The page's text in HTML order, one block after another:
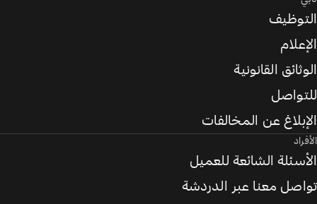
التوظيف
الإعلام
الوثائق القانونية
للتواصل
الإبلاغ عن المخالفات
الأفراد
الأسئلة الشائعة للعميل
تواصل معنا عبر الدردشة